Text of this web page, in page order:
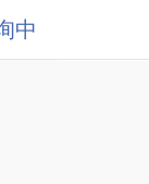
中